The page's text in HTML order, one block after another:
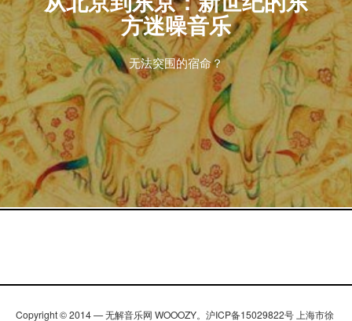
方迷噪音乐
无法突围的宿命？
Copyright © 2014 — 无解音乐网 WOOOZY。沪ICP备15029822号 上海市徐